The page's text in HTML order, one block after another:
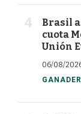
Brasil
cuota
Unión
06/08/